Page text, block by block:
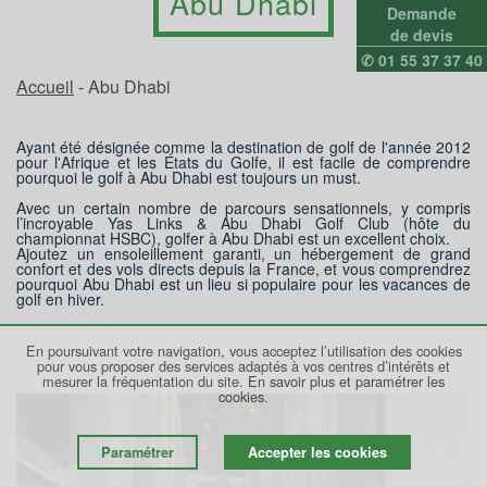
Accueil - Abu Dhabi
Ayant été désignée comme la destination de golf de l'année 2012
pour l'Afrique et les États du Golfe, il est facile de comprendre
pourquoi le golf à Abu Dhabi est toujours un must.
Avec un certain nombre de parcours sensationnels, y compris
l’incroyable Yas Links & Abu Dhabi Golf Club (hôte du
championnat HSBC), golfer à Abu Dhabi est un excellent choix.
Ajoutez un ensoleillement garanti, un hébergement de grand
confort et des vols directs depuis la France, et vous comprendrez
pourquoi Abu Dhabi est un lieu si populaire pour les vacances de
golf en hiver.
Demande
de devis
✆ 01 55 37 37 40
En poursuivant votre navigation, vous acceptez l’utilisation des cookies
pour vous proposer des services adaptés à vos centres d’intérêts et
mesurer la fréquentation du site. En savoir plus et paramétrer les
cookies.
Paramétrer Accepter les cookies